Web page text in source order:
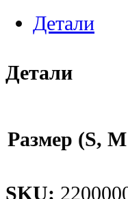
Детали
Детали
Размер (S,
SKU: